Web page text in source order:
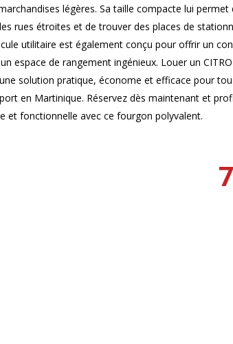
légères. Sa taille compacte lui permet
rues étroites et de trouver des places de
utilitaire est également conçu pour offrir un
espace de rangement ingénieux. Louer un
solution pratique, économe et efficace pour
en Martinique. Réservez dès maintenant et
et fonctionnelle avec ce fourgon polyvalent.